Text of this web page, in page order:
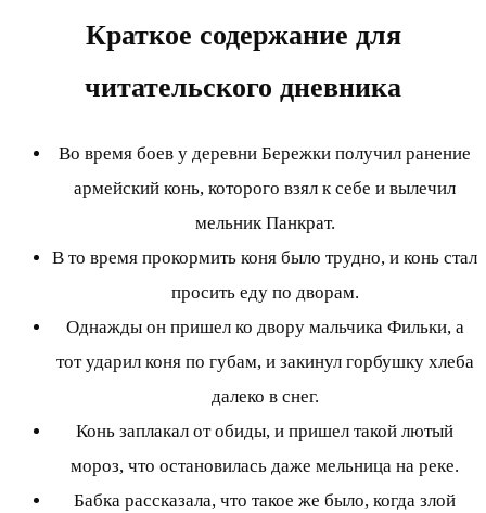
Краткое содержание для
читательского дневника
Во время боев у деревни Бережки получил ранение
армейский конь, которого взял к себе и вылечил
мельник Панкрат.
В то время прокормить коня было трудно, и конь стал
просить еду по дворам.
Однажды он пришел ко двору мальчика Фильки, а
тот ударил коня по губам, и закинул горбушку хлеба
далеко в снег.
Конь заплакал от обиды, и пришел такой лютый
мороз, что остановилась даже мельница на реке.
Бабка рассказала, что такое же было, когда злой